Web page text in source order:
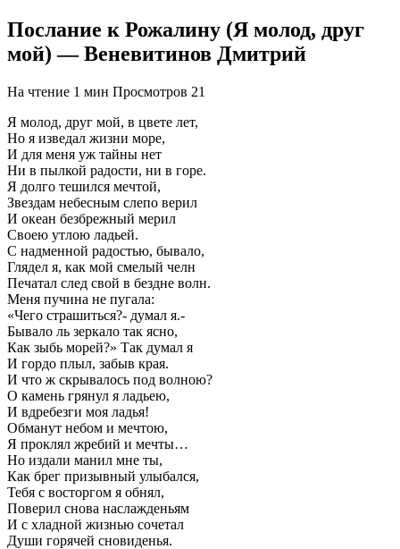
Послание к Рожалину (Я молод, друг
мой) — Веневитинов Дмитрий
На чтение 1 мин Просмотров 21
Я молод, друг мой, в цвете лет,
Но я изведал жизни море,
И для меня уж тайны нет
Ни в пылкой радости, ни в горе.
Я долго тешился мечтой,
Звездам небесным слепо верил
И океан безбрежный мерил
Своею утлою ладьей.
С надменной радостью, бывало,
Глядел я, как мой смелый челн
Печатал след свой в бездне волн.
Меня пучина не пугала:
«Чего страшиться?- думал я.-
Бывало ль зеркало так ясно,
Как зыбь морей?» Так думал я
И гордо плыл, забыв края.
И что ж скрывалось под волною?
О камень грянул я ладьею,
И вдребезги моя ладья!
Обманут небом и мечтою,
Я проклял жребий и мечты…
Но издали манил мне ты,
Как брег призывный улыбался,
Тебя с восторгом я обнял,
Поверил снова наслажденьям
И с хладной жизнью сочетал
Души горячей сновиденья.